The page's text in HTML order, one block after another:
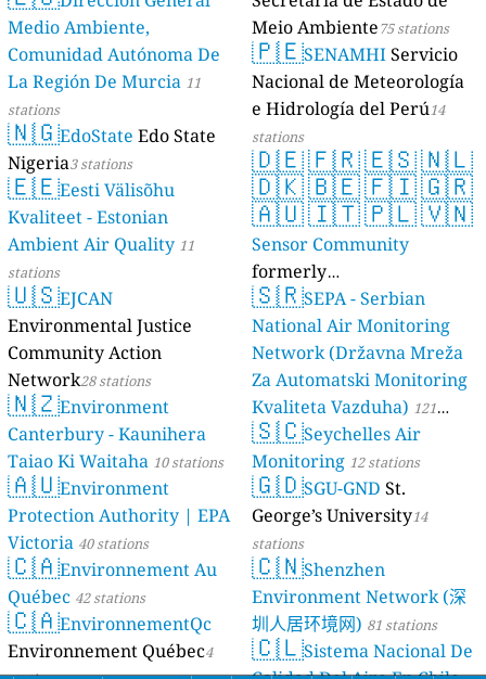
Medio Ambiente,
Comunidad Autónoma De
La Región De Murcia 11
stations
🇳🇬EdoState Edo State
Nigeria3 stations
🇪🇪Eesti Välisõhu
Kvaliteet - Estonian
Ambient Air Quality 11
stations
🇺🇸EJCAN
Environmental Justice
Community Action
Network28 stations
🇳🇿Environment
Canterbury - Kaunihera
Taiao Ki Waitaha 10 stations
🇦🇺Environment
Protection Authority | EPA
Victoria 40 stations
🇨🇦Environnement Au
Québec 42 stations
🇨🇦EnvironnementQc
Environnement Québec4
Meio Ambiente75 stations
🇵🇪SENAMHIServicio
Nacional de Meteorología
e Hidrología del Perú14
stations
🇩🇪🇫🇷🇪🇸🇳🇱
🇩🇰🇧🇪🇫🇮🇬🇷
🇦🇺🇮🇹🇵🇱🇻🇳
Sensor Community
formerly
luftdaten.info35813 stations
🇸🇷SEPA - Serbian
National Air Monitoring
Network (Državna Mreža
Za Automatski Monitoring
Kvaliteta Vazduha) 121
stations
🇸🇨Seychelles Air
Monitoring 12 stations
🇬🇩SGU-GND St.
George’s University14
stations
🇨🇳Shenzhen
Environment Network (深
圳人居环境网) 81 stations
🇨🇱Sistema Nacional De